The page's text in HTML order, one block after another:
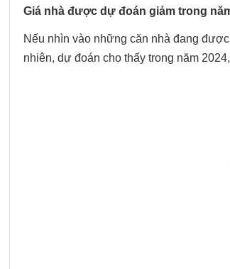
Giá nhà được dự đoán giảm trong
Nếu nhìn vào những căn nhà đang
nhiên, dự đoán cho thấy trong năm